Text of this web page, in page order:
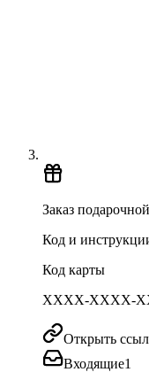
Заказ
Код и
Код карты
XXXX-XXXX-
Открыть
Входящие1